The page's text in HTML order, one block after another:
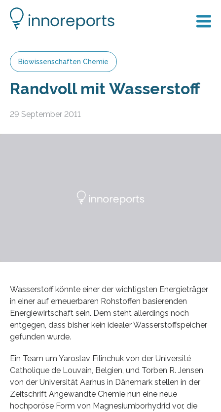
Biowissenschaften Chemie
Randvoll mit Wasserstoff
29 September 2011
Wasserstoff könnte einer der wichtigsten Energieträger
in einer auf erneuerbaren Rohstoffen basierenden
Energiewirtschaft sein. Dem steht allerdings noch
entgegen, dass bisher kein idealer Wasserstoffspeicher
gefunden wurde.
Ein Team um Yaroslav Filinchuk von der Université
Catholique de Louvain, Belgien, und Torben R. Jensen
von der Universität Aarhus in Dänemark stellen in der
Zeitschrift Angewandte Chemie nun eine neue
hochporöse Form von Magnesiumborhydrid vor, die